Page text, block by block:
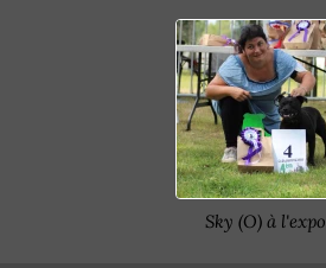
Sky (O) à l'expo